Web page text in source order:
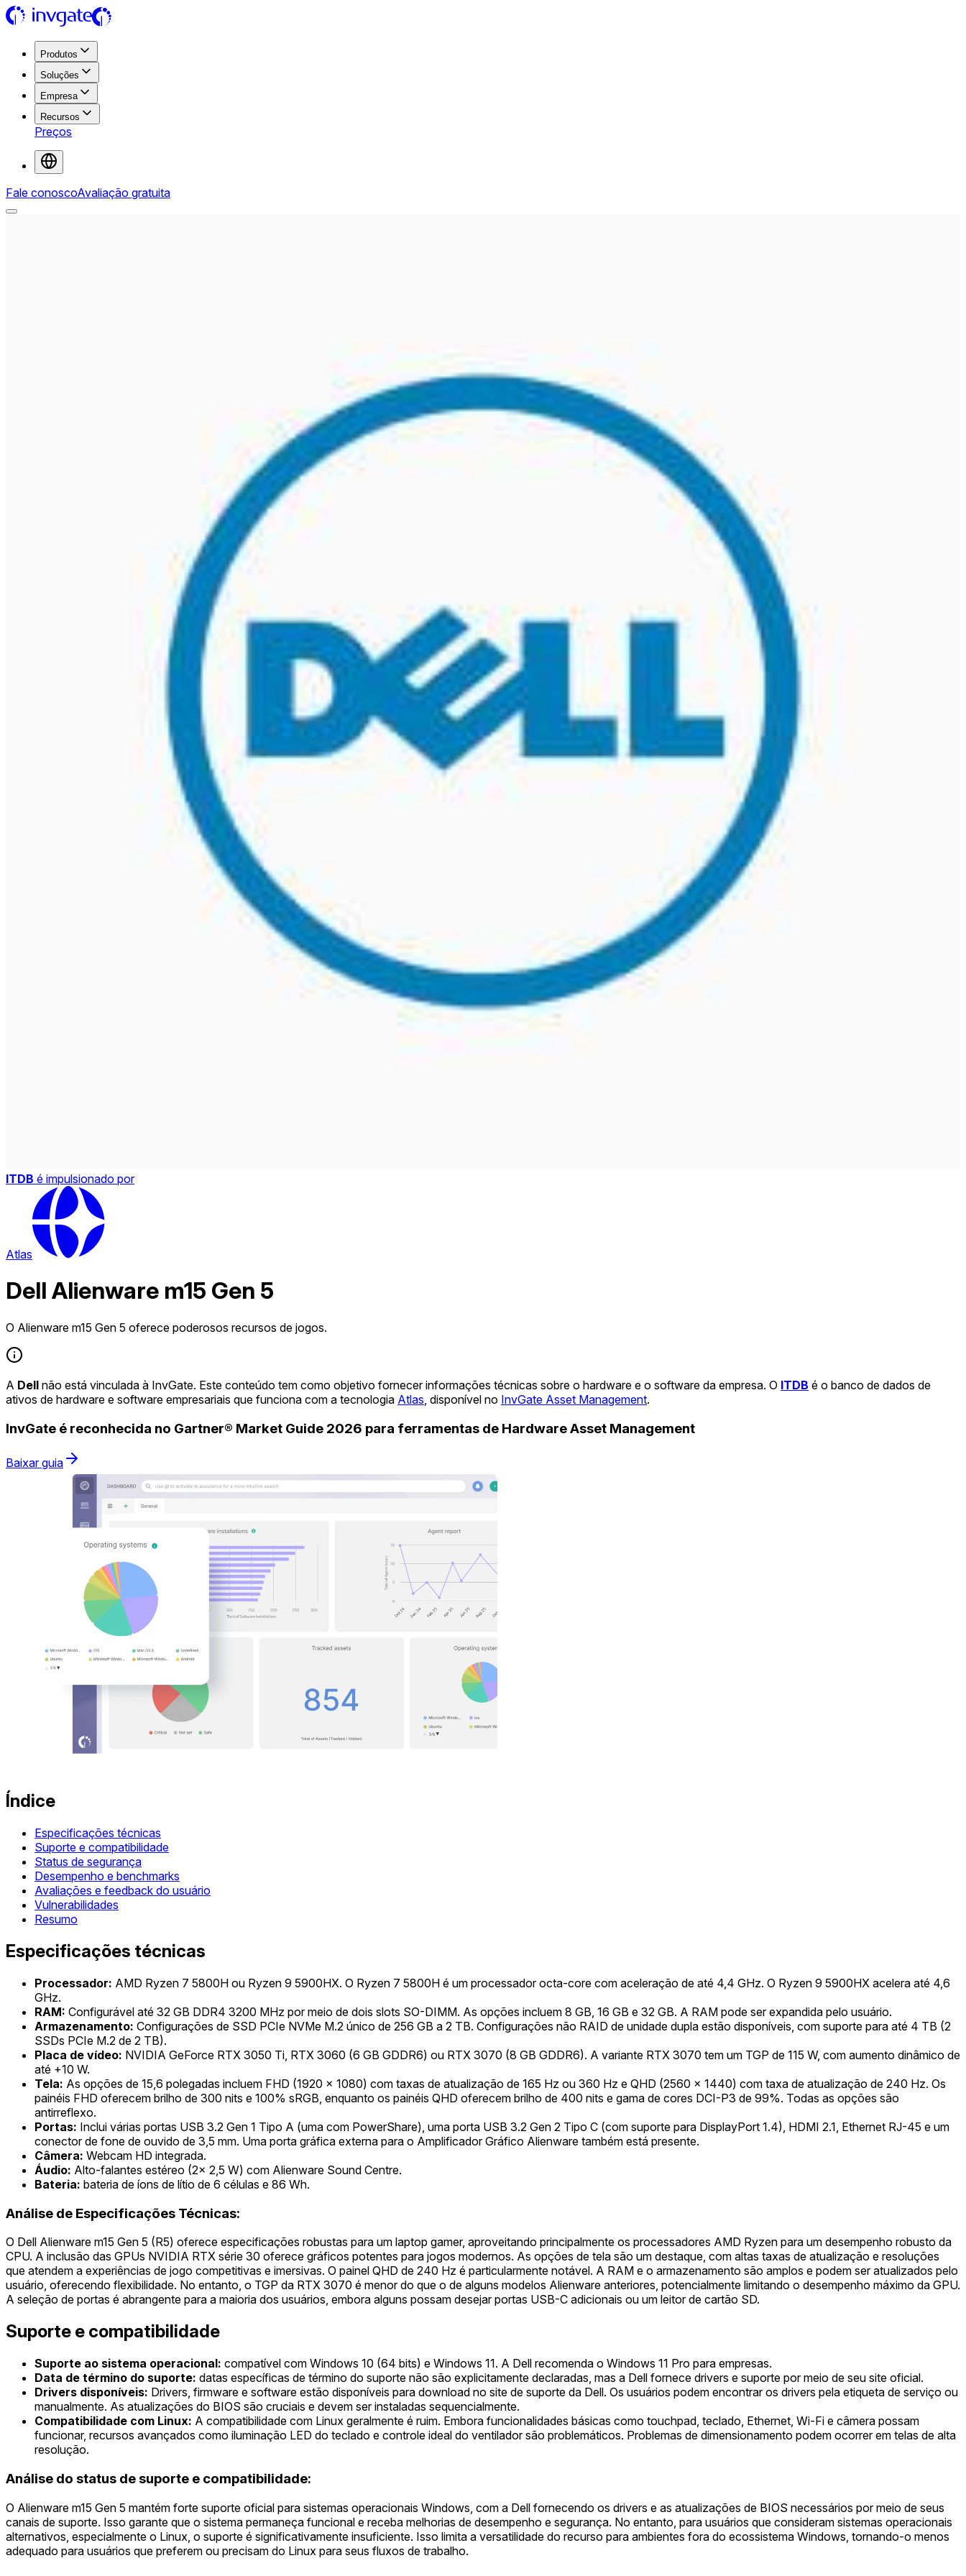
Produtos
Soluções
Empresa
Recursos
Preços
Fale conoscoAvaliação gratuita
ITDB é impulsionado por
Atlas
Dell Alienware m15 Gen 5
O Alienware m15 Gen 5 oferece poderosos recursos de jogos.
A Dell não está vinculada à InvGate. Este conteúdo tem como objetivo fornecer informações técnicas sobre o hardware e o software da empresa. O ITDB é o banco de dados de
ativos de hardware e software empresariais que funciona com a tecnologia Atlas , disponível no InvGate Asset Management.
InvGate é reconhecida no Gartner® Market Guide 2026 para ferramentas de Hardware Asset Management
Baixar guia
Índice
Especificações técnicas
Suporte e compatibilidade
Status de segurança
Desempenho e benchmarks
Avaliações e feedback do usuário
Vulnerabilidades
Resumo
Especificações técnicas
Processador: AMD Ryzen 7 5800H ou Ryzen 9 5900HX. O Ryzen 7 5800H é um processador octa-core com aceleração de até 4,4 GHz. O Ryzen 9 5900HX acelera até 4,6
GHz.
RAM: Configurável até 32 GB DDR4 3200 MHz por meio de dois slots SO-DIMM. As opções incluem 8 GB, 16 GB e 32 GB. A RAM pode ser expandida pelo usuário.
Armazenamento: Configurações de SSD PCIe NVMe M.2 único de 256 GB a 2 TB. Configurações não RAID de unidade dupla estão disponíveis, com suporte para até 4 TB (2
SSDs PCIe M.2 de 2 TB).
Placa de vídeo: NVIDIA GeForce RTX 3050 Ti, RTX 3060 (6 GB GDDR6) ou RTX 3070 (8 GB GDDR6). A variante RTX 3070 tem um TGP de 115 W, com aumento dinâmico de
até +10 W.
Tela: As opções de 15,6 polegadas incluem FHD (1920 x 1080) com taxas de atualização de 165 Hz ou 360 Hz e QHD (2560 x 1440) com taxa de atualização de 240 Hz. Os
painéis FHD oferecem brilho de 300 nits e 100% sRGB, enquanto os painéis QHD oferecem brilho de 400 nits e gama de cores DCI-P3 de 99%. Todas as opções são
antirreflexo.
Portas: Inclui várias portas USB 3.2 Gen 1 Tipo A (uma com PowerShare), uma porta USB 3.2 Gen 2 Tipo C (com suporte para DisplayPort 1.4), HDMI 2.1, Ethernet RJ-45 e um
conector de fone de ouvido de 3,5 mm. Uma porta gráfica externa para o Amplificador Gráfico Alienware também está presente.
Câmera: Webcam HD integrada.
Áudio: Alto-falantes estéreo (2x 2,5 W) com Alienware Sound Centre.
Bateria: bateria de íons de lítio de 6 células e 86 Wh.
Análise de Especificações Técnicas:
O Dell Alienware m15 Gen 5 (R5) oferece especificações robustas para um laptop gamer, aproveitando principalmente os processadores AMD Ryzen para um desempenho robusto da
CPU. A inclusão das GPUs NVIDIA RTX série 30 oferece gráficos potentes para jogos modernos. As opções de tela são um destaque, com altas taxas de atualização e resoluções
que atendem a experiências de jogo competitivas e imersivas. O painel QHD de 240 Hz é particularmente notável. A RAM e o armazenamento são amplos e podem ser atualizados pelo
usuário, oferecendo flexibilidade. No entanto, o TGP da RTX 3070 é menor do que o de alguns modelos Alienware anteriores, potencialmente limitando o desempenho máximo da GPU.
A seleção de portas é abrangente para a maioria dos usuários, embora alguns possam desejar portas USB-C adicionais ou um leitor de cartão SD.
Suporte e compatibilidade
Suporte ao sistema operacional: compatível com Windows 10 (64 bits) e Windows 11. A Dell recomenda o Windows 11 Pro para empresas.
Data de término do suporte: datas específicas de término do suporte não são explicitamente declaradas, mas a Dell fornece drivers e suporte por meio de seu site oficial.
Drivers disponíveis: Drivers, firmware e software estão disponíveis para download no site de suporte da Dell. Os usuários podem encontrar os drivers pela etiqueta de serviço ou
manualmente. As atualizações do BIOS são cruciais e devem ser instaladas sequencialmente.
Compatibilidade com Linux: A compatibilidade com Linux geralmente é ruim. Embora funcionalidades básicas como touchpad, teclado, Ethernet, Wi-Fi e câmera possam
funcionar, recursos avançados como iluminação LED do teclado e controle ideal do ventilador são problemáticos. Problemas de dimensionamento podem ocorrer em telas de alta
resolução.
Análise do status de suporte e compatibilidade:
O Alienware m15 Gen 5 mantém forte suporte oficial para sistemas operacionais Windows, com a Dell fornecendo os drivers e as atualizações de BIOS necessários por meio de seus
canais de suporte. Isso garante que o sistema permaneça funcional e receba melhorias de desempenho e segurança. No entanto, para usuários que consideram sistemas operacionais
alternativos, especialmente o Linux, o suporte é significativamente insuficiente. Isso limita a versatilidade do recurso para ambientes fora do ecossistema Windows, tornando-o menos
adequado para usuários que preferem ou precisam do Linux para seus fluxos de trabalho.